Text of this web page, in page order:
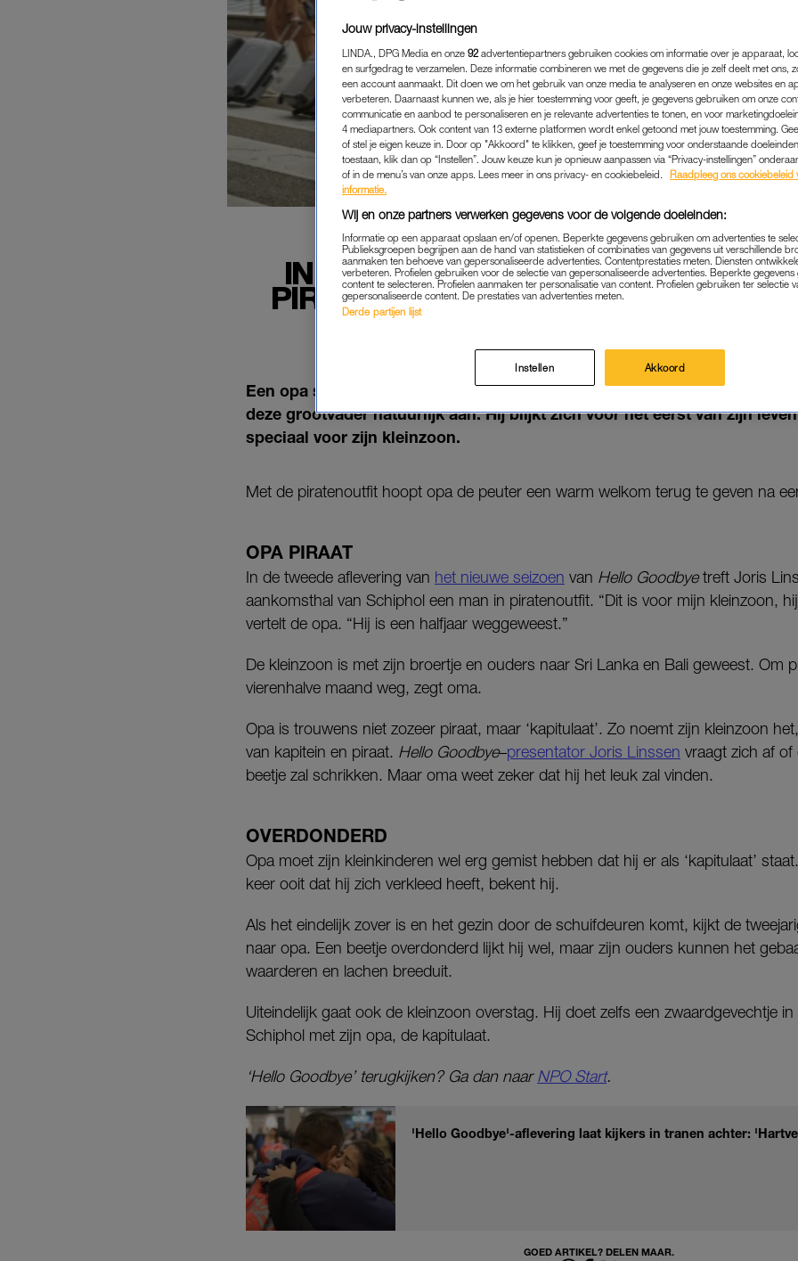
IN 'HELLO GOODBYE' STAAT EEN
PIRAAT OP SCHIPHOL, VOOR EEN
MEDIA |FRAGMENT GEMIST
11-04-2025 | EVA MUNNIK
Een opa staat als piraat op Schiphol. InHello Goodbyespreekt
deze grootvader natuurlijk aan. Hij blijkt zich voor het eerst van zijn
speciaal voor zijn kleinzoon.
Met de piratenoutfit hoopt opa de peuter een warm welkom terug te geven na
OPA PIRAAT
In de tweede aflevering van het nieuwe seizoen van Hello Goodbyetreft Joris
aankomsthal van Schiphol een man in piratenoutfit. “Dit is voor mijn kleinzoon,
vertelt de opa. “Hij is een halfjaar weggeweest.”
De kleinzoon is met zijn broertje en ouders naar Sri Lanka en Bali geweest. Om
vierenhalve maand weg, zegt oma.
Opa is trouwens niet zozeer piraat, maar ‘kapitulaat’. Zo noemt zijn kleinzoon
van kapitein en piraat. Hello Goodbye–presentator Joris Linssen vraagt zich af of
beetje zal schrikken. Maar oma weet zeker dat hij het leuk zal vinden.
OVERDONDERD
Opa moet zijn kleinkinderen wel erg gemist hebben dat hij er als ‘kapitulaat’
keer ooit dat hij zich verkleed heeft, bekent hij.
Als het eindelijk zover is en het gezin door de schuifdeuren komt, kijkt de
naar opa. Een beetje overdonderd lijkt hij wel, maar zijn ouders kunnen het
waarderen en lachen breeduit.
Uiteindelijk gaat ook de kleinzoon overstag. Hij doet zelfs een zwaardgevechtje
Schiphol met zijn opa, de kapitulaat.
‘Hello Goodbye’ terugkijken? Ga dan naarNPO Start.
'Hello Goodbye'-aflevering laat kijkers in tranen achter:
GOED ARTIKEL? DELEN MAAR.
Jouw privacy-instellingen
LINDA., DPG Media en onze 92 advertentiepartners gebruiken cookies om informatie over je apparaat,
en surfgedrag te verzamelen. Deze informatie combineren we met de gegevens die je zelf deelt met ons,
een account aanmaakt. Dit doen we om het gebruik van onze media te analyseren en onze websites en
verbeteren. Daarnaast kunnen we, als je hier toestemming voor geeft, je gegevens gebruiken om onze
communicatie en aanbod te personaliseren en je relevante advertenties te tonen, en voor
4 mediapartners. Ook content van 13 externe platformen wordt enkel getoond met jouw toestemming.
of stel je eigen keuze in. Door op "Akkoord" te klikken, geef je toestemming voor onderstaande
toestaan, klik dan op “Instellen”. Jouw keuze kun je opnieuw aanpassen via “Privacy-instellingen”
of in de menu’s van onze apps. Lees meer in ons privacy- en cookiebeleid.
Raadpleeg ons cookiebeleid
informatie.
Wij en onze partners verwerken gegevens voor de volgende doeleinden:
Informatie op een apparaat opslaan en/of openen. Beperkte gegevens gebruiken om advertenties te
Publieksgroepen begrijpen aan de hand van statistieken of combinaties van gegevens uit verschillende
aanmaken ten behoeve van gepersonaliseerde advertenties. Contentprestaties meten. Diensten
verbeteren. Profielen gebruiken voor de selectie van gepersonaliseerde advertenties. Beperkte
content te selecteren. Profielen aanmaken ter personalisatie van content. Profielen gebruiken ter selectie
gepersonaliseerde content. De prestaties van advertenties meten.
Derde partijen lijst
Instellen Akkoord